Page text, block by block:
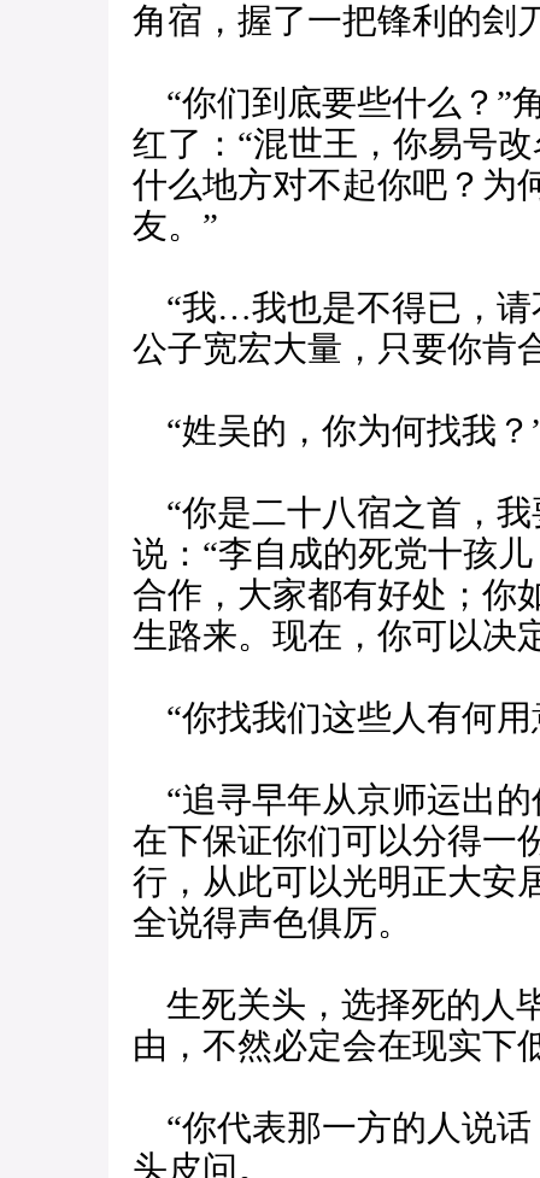
角宿，握了一把锋利的刽
“你们到底要些什么？”
红了：“混世王，你易号
什么地方对不起你吧？为
友。”
“我…我也是不得已，请
公子宽宏大量，只要你肯
“姓吴的，你为何找我
“你是二十八宿之首，我
说：“李自成的死党十孩
合作，大家都有好处；你
生路来。现在，你可以决
“你找我们这些人有何用
“追寻早年从京师运出
在下保证你们可以分得一
行，从此可以光明正大安
全说得声色俱厉。
生死关头，选择死的人
由，不然必定会在现实下
“你代表那一方的人说话
头皮问。